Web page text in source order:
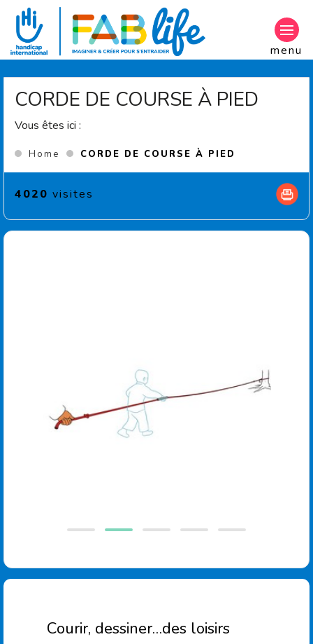
Aller au contenu principal
menu
CORDE DE COURSE À PIED
Vous êtes ici :
Home CORDE DE COURSE À PIED
4020 visites
Courir, dessiner…des loisirs